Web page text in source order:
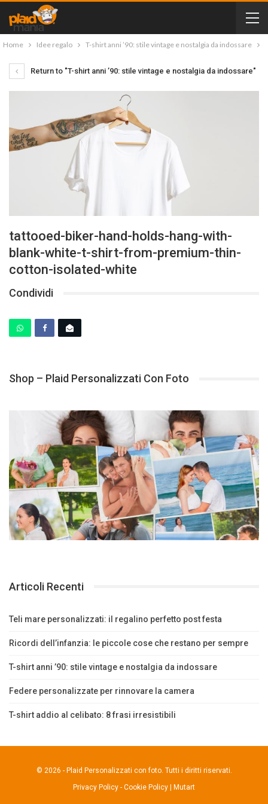
Home Idee regalo T-shirt anni ’90: stile vintage e nostalgia da indossare
Return to "T-shirt anni ’90: stile vintage e nostalgia da indossare"
tattooed-biker-hand-holds-hang-with-
blank-white-t-shirt-from-premium-thin-
cotton-isolated-white
Condividi
Shop – Plaid Personalizzati Con Foto
Articoli Recenti
Teli mare personalizzati: il regalino perfetto post festa
Ricordi dell’infanzia: le piccole cose che restano per sempre
T-shirt anni ’90: stile vintage e nostalgia da indossare
Federe personalizzate per rinnovare la camera
T-shirt addio al celibato: 8 frasi irresistibili
© 2026 - Plaid Personalizzati con foto. Tutti i diritti riservati.
Privacy Policy - Cookie Policy | Mutart